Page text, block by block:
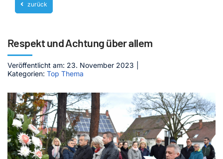
Blog
Service
Mediathek
Kontakt
zurück
Respekt und Achtung über allem
Veröffentlicht am: 23. November 2023
Kategorien: Top Thema